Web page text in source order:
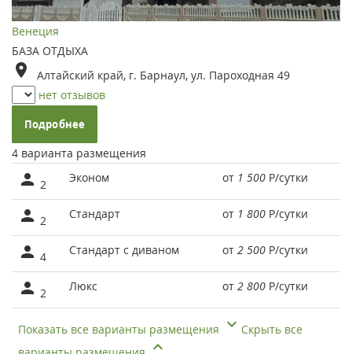
Венеция
БАЗА ОТДЫХА
Алтайский край, г. Барнаул, ул. Пароходная 49
нет отзывов
Подробнее
4 варианта размещения
2 Эконом от 1 500 Р/сутки
2 Стандарт от 1 800 Р/сутки
4 Стандарт с диваном от 2 500 Р/сутки
2 Люкс от 2 800 Р/сутки
Показать все варианты размещения
Скрыть все